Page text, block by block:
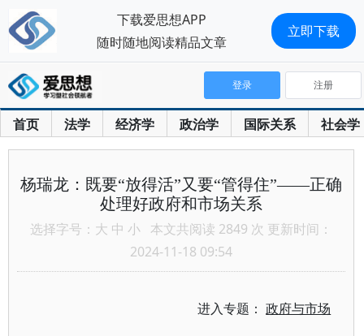
首页 法学 经济学 政治学 国际关系 社会学
登录 注册
杨瑞龙：既要“放得活”又要“管得住”——正确
处理好政府和市场关系
选择字号： 大 中 小 本文共阅读 2849 次 更新时间：
2024-11-18 09:54
进入专题：政府与市场
下载爱思想APP
随时随地阅读精品文章
立即下载